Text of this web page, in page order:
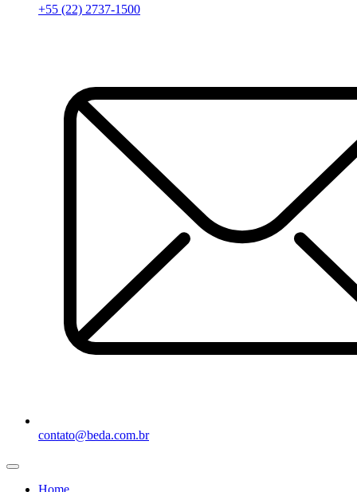
+55 (22) 2737-1500
contato@beda.com.br
Home